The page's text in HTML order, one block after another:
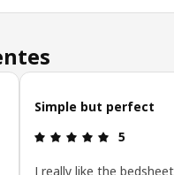
estrelas.
Simple but perfect
5
I really like the